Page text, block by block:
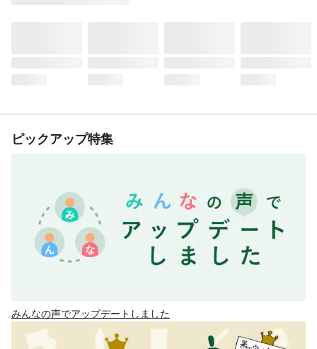
ピックアップ特集
みんなの声でアップデートしました